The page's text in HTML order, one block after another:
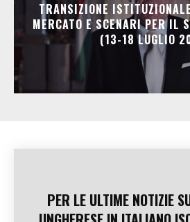
TRANSIZIONE
MERCATO E SCENARI PER IL
(13-18 LUGLIO
PER LE ULTIME NOTIZIE